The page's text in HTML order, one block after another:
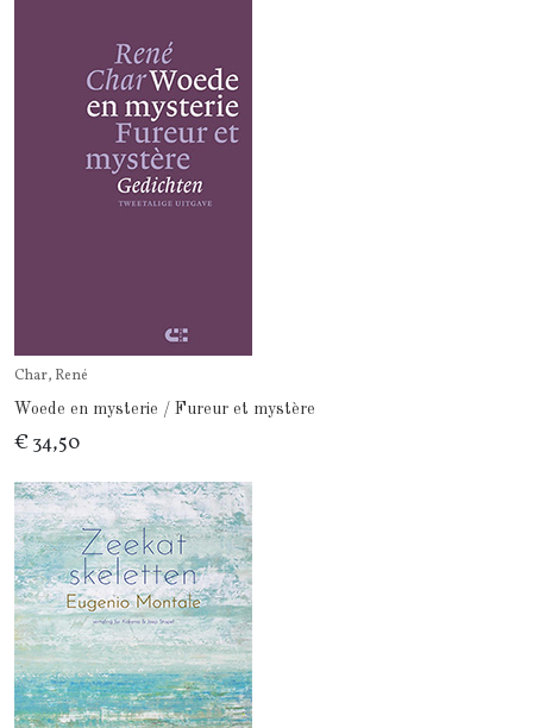
Char, René
Woede en mysterie / Fureur et mystère
€ 34,50